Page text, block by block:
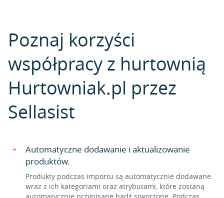
Poznaj korzyści
współpracy z hurtownią
Hurtowniak.pl przez
Sellasist
Automatyczne dodawanie i aktualizowanie
produktów.
Produkty podczas importu są automatycznie dodawane
wraz z ich kategoriami oraz atrybutami, które zostaną